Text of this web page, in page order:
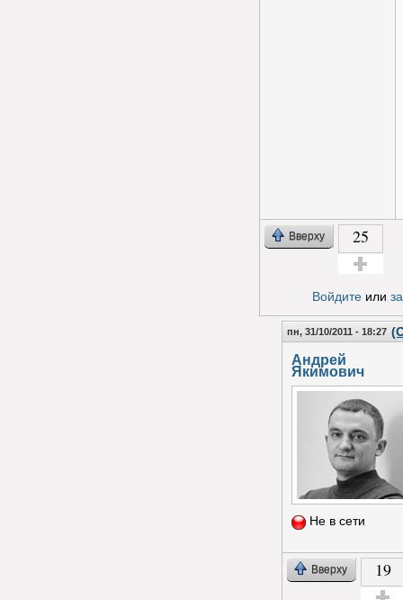
Вверху 25
Войдитеили
пн, 31/10/2011 - 18:27
Андрей
Якимович
Не в сети
Вверху 19